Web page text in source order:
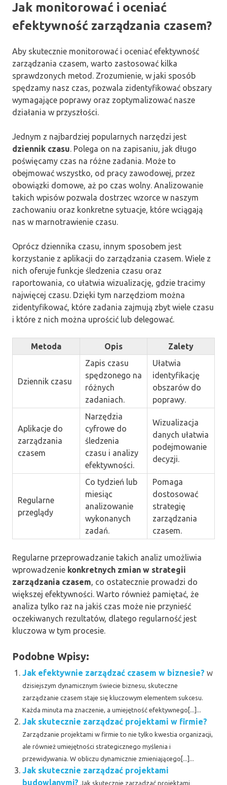
Jak monitorować i oceniać
efektywność zarządzania czasem?
Aby skutecznie monitorować i oceniać efektywność
zarządzania czasem, warto zastosować kilka
sprawdzonych metod. Zrozumienie, w jaki sposób
spędzamy nasz czas, pozwala zidentyfikować obszary
wymagające poprawy oraz zoptymalizować nasze
działania w przyszłości.
Jednym z najbardziej popularnych narzędzi jest
dziennik czasu. Polega on na zapisaniu, jak długo
poświęcamy czas na różne zadania. Może to
obejmować wszystko, od pracy zawodowej, przez
obowiązki domowe, aż po czas wolny. Analizowanie
takich wpisów pozwala dostrzec wzorce w naszym
zachowaniu oraz konkretne sytuacje, które wciągają
nas w marnotrawienie czasu.
Oprócz dziennika czasu, innym sposobem jest
korzystanie z aplikacji do zarządzania czasem. Wiele z
nich oferuje funkcje śledzenia czasu oraz
raportowania, co ułatwia wizualizację, gdzie tracimy
najwięcej czasu. Dzięki tym narzędziom można
zidentyfikować, które zadania zajmują zbyt wiele czasu
i które z nich można uprościć lub delegować.
Metoda Opis Zalety
Dziennik czasu
Zapis czasu
spędzonego na
różnych
zadaniach.
Ułatwia
identyfikację
obszarów do
poprawy.
Aplikacje do
zarządzania
czasem
Narzędzia
cyfrowe do
śledzenia
czasu i analizy
efektywności.
Wizualizacja
danych ułatwia
podejmowanie
decyzji.
Regularne
przeglądy
Co tydzień lub
miesiąc
analizowanie
wykonanych
zadań.
Pomaga
dostosować
strategię
zarządzania
czasem.
Regularne przeprowadzanie takich analiz umożliwia
wprowadzenie konkretnych zmian w strategii
zarządzania czasem, co ostatecznie prowadzi do
większej efektywności. Warto również pamiętać, że
analiza tylko raz na jakiś czas może nie przynieść
oczekiwanych rezultatów, dlatego regularność jest
kluczowa w tym procesie.
Podobne Wpisy:
Jak efektywnie zarządzać czasem w biznesie? W
dzisiejszym dynamicznym świecie biznesu, skuteczne
zarządzanie czasem staje się kluczowym elementem sukcesu.
Każda minuta ma znaczenie, a umiejętność efektywnego[...]...
Jak skutecznie zarządzać projektami w firmie?
Zarządzanie projektami w firmie to nie tylko kwestia organizacji,
ale również umiejętności strategicznego myślenia i
przewidywania. W obliczu dynamicznie zmieniającego[...]...
Jak skutecznie zarządzać projektami
budowlanymi? Jak skutecznie zarządzać projektami